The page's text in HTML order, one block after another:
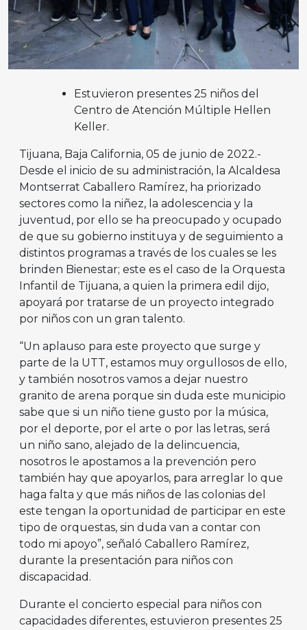
Estuvieron presentes 25 niños del
Centro de Atención Múltiple Hellen
Keller.
Tijuana, Baja California, 05 de junio de 2022.-
Desde el inicio de su administración, la Alcaldesa
Montserrat Caballero Ramírez, ha priorizado
sectores como la niñez, la adolescencia y la
juventud, por ello se ha preocupado y ocupado
de que su gobierno instituya y de seguimiento a
distintos programas a través de los cuales se les
brinden Bienestar; este es el caso de la Orquesta
Infantil de Tijuana, a quien la primera edil dijo,
apoyará por tratarse de un proyecto integrado
por niños con un gran talento.
“Un aplauso para este proyecto que surge y
parte de la UTT, estamos muy orgullosos de ello,
y también nosotros vamos a dejar nuestro
granito de arena porque sin duda este municipio
sabe que si un niño tiene gusto por la música,
por el deporte, por el arte o por las letras, será
un niño sano, alejado de la delincuencia,
nosotros le apostamos a la prevención pero
también hay que apoyarlos, para arreglar lo que
haga falta y que más niños de las colonias del
este tengan la oportunidad de participar en este
tipo de orquestas, sin duda van a contar con
todo mi apoyo”, señaló Caballero Ramírez,
durante la presentación para niños con
discapacidad.
Durante el concierto especial para niños con
capacidades diferentes, estuvieron presentes 25